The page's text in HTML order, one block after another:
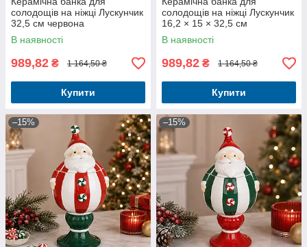
солодощів на ніжці Лускунчик
32,5 см червона
В наявності
989,82 ₴ 1 164,50 ₴
Купити
солодощів на ніжці Лускунчик
16,2 × 15 × 32,5 см
В наявності
989,82 ₴ 1 164,50 ₴
Купити
–15% –15%